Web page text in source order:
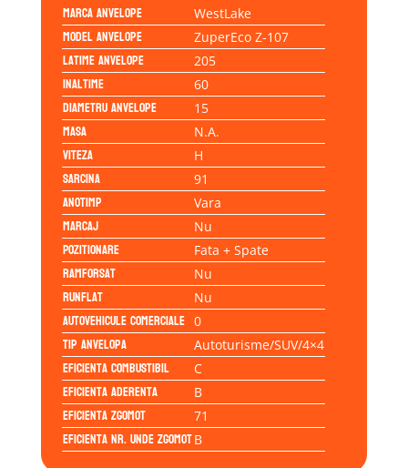
Marca anvelope WestLake
Model anvelope ZuperEco Z-107
Latime anvelope 205
Inaltime 60
Diametru anvelope 15
Masa N.A.
Viteza H
Sarcina 91
Anotimp Vara
Marcaj Nu
Pozitionare Fata + Spate
Ramforsat Nu
Runflat Nu
Autovehicule comerciale 0
Tip anvelopa Autoturisme/SUV/4×4
Eficienta Combustibil C
Eficienta Aderenta B
Eficienta Zgomot 71
Eficienta Nr. Unde ZgomotB